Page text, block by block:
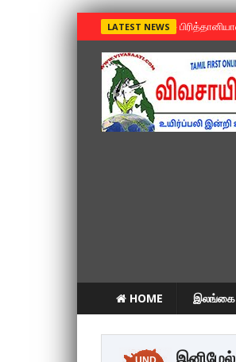
LATEST NEWS »
HOME இலங்கை
இனிமேல்